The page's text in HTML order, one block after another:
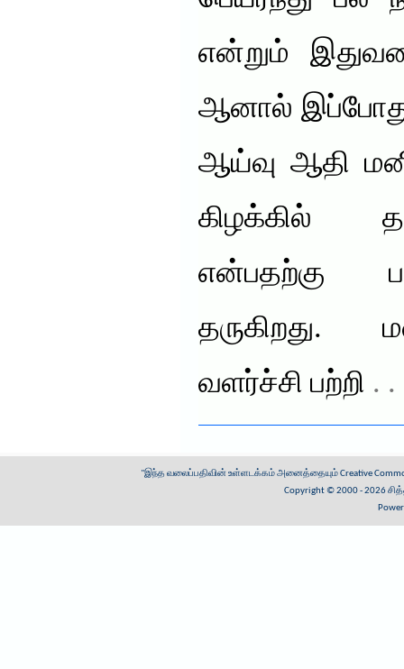
என்றும்
ஆனால் இப்போது
ஆய்வு ஆதி
கிழக்கில்
என்பதற்கு
தருகிறது.
வளர்ச்சி பற்றி .
"இந்த வலைப்பதிவின் உள்ளடக்கம் அனைத்தையும்Creative
Copyright © 2000 - 2026